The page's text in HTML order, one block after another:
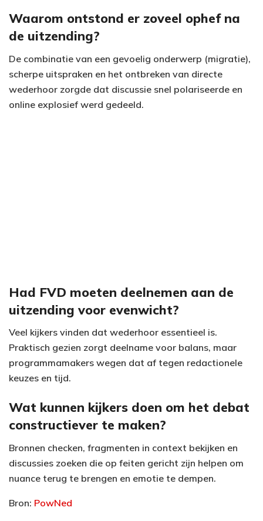
Waarom ontstond er zoveel ophef na
de uitzending?
De combinatie van een gevoelig onderwerp (migratie),
scherpe uitspraken en het ontbreken van directe
wederhoor zorgde dat discussie snel polariseerde en
online explosief werd gedeeld.
Had FVD moeten deelnemen aan de
uitzending voor evenwicht?
Veel kijkers vinden dat wederhoor essentieel is.
Praktisch gezien zorgt deelname voor balans, maar
programmamakers wegen dat af tegen redactionele
keuzes en tijd.
Wat kunnen kijkers doen om het debat
constructiever te maken?
Bronnen checken, fragmenten in context bekijken en
discussies zoeken die op feiten gericht zijn helpen om
nuance terug te brengen en emotie te dempen.
Bron: PowNed